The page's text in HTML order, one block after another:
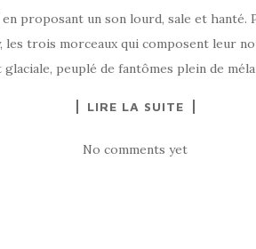
proposant un son lourd, sale et
les trois morceaux qui composent leur
peuplé de fantômes plein de
LIRE LA SUITE
No comments yet